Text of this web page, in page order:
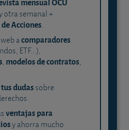
otra semanal +
Acciones.
web acomparadores
ETF...),
, modelos de contratos,
dudassobre
ventajas para
y ahorra mucho